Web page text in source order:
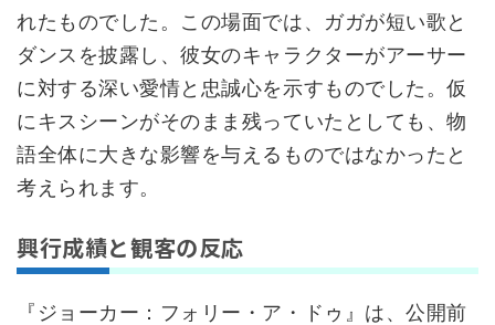
れたものでした。この場面では、ガガが短い歌と
ダンスを披露し、彼女のキャラクターがアーサー
に対する深い愛情と忠誠心を示すものでした。仮
にキスシーンがそのまま残っていたとしても、物
語全体に大きな影響を与えるものではなかったと
考えられます。
興行成績と観客の反応
『ジョーカー：フォリー・ア・ドゥ』は、公開前